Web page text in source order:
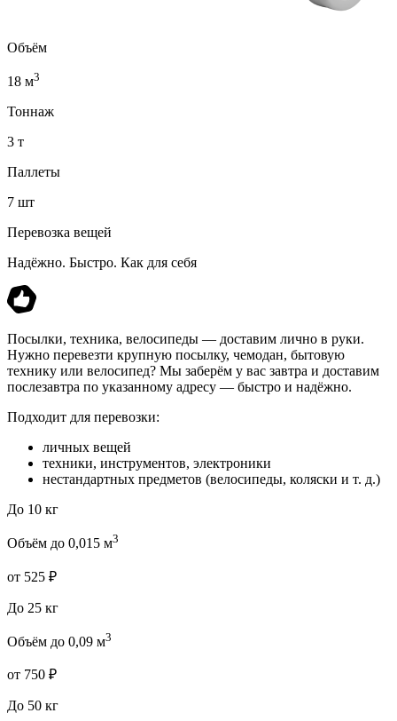
Объём
18 м3
Тоннаж
3 т
Паллеты
7 шт
Перевозка вещей
Надёжно. Быстро. Как для себя
Посылки, техника, велосипеды — доставим лично в руки.
Нужно перевезти крупную посылку, чемодан, бытовую
технику или велосипед? Мы заберём у вас завтра и доставим
послезавтра по указанному адресу — быстро и надёжно.
Подходит для перевозки:
личных вещей
техники, инструментов, электроники
нестандартных предметов (велосипеды, коляски и т. д.)
До 10 кг
Объём до 0,015 м3
от 525 ₽
До 25 кг
Объём до 0,09 м3
от 750 ₽
До 50 кг